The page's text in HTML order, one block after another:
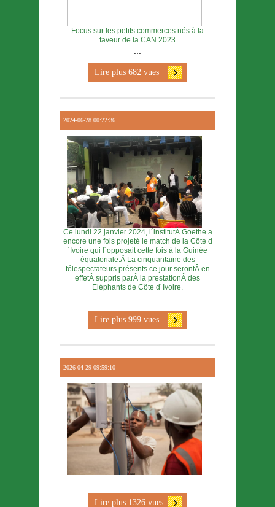
Focus sur les petits commerces nés à la
faveur de la CAN 2023
...
Lire plus 682 vues
2024-06-28 00:22:36
Ce lundi 22 janvier 2024, l´institutÂ Goethe a
encore une fois projeté le match de la Côte d
´Ivoire qui l´opposait cette fois à la Guinée
équatoriale.Â La cinquantaine des
télespectateurs présents ce jour serontÂ en
effetÂ suppris parÂ la prestationÂ des
Eléphants de Côte d´Ivoire.
...
Lire plus 999 vues
2026-04-29 09:59:10
...
Lire plus 1326 vues